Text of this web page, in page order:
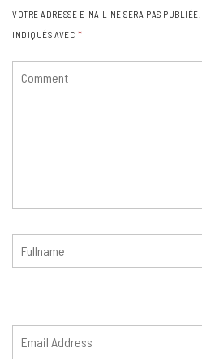
VOTRE ADRESSE E-MAIL NE SERA PAS PUBLIÉE.
INDIQUÉS AVEC *